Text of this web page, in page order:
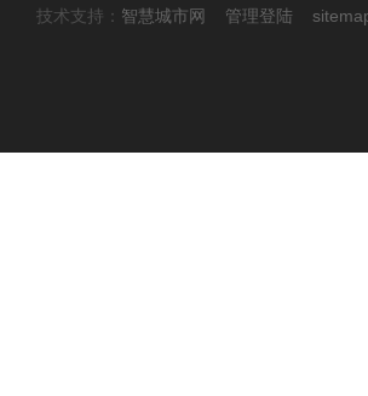
技术支持： 智慧城市网 管理登陆